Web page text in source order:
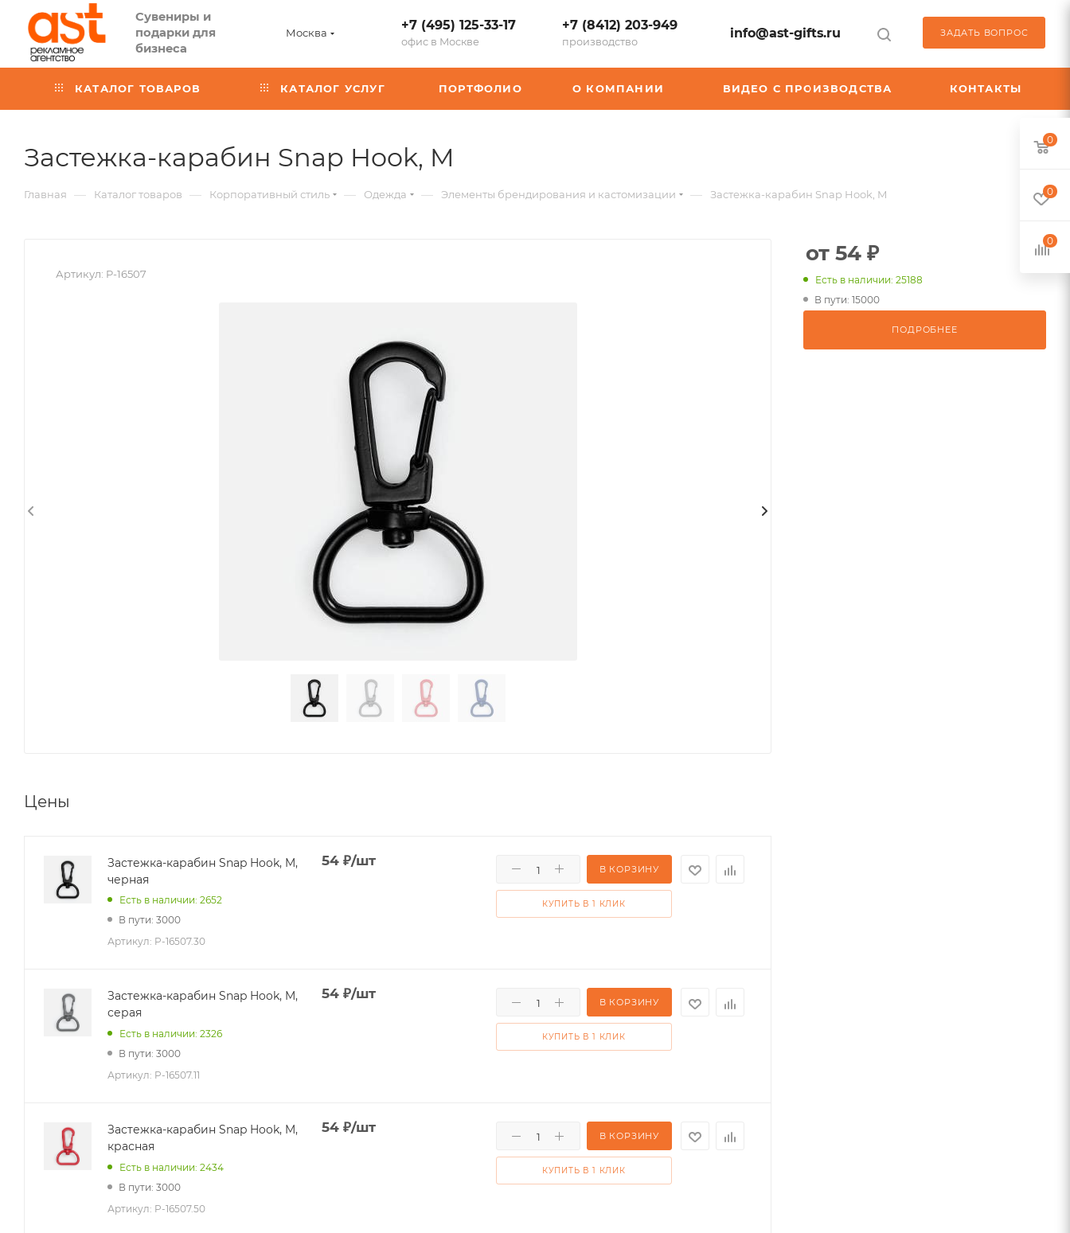
Сувениры и
подарки для
бизнеса
Москва +7 (495) 125-33-17
офис в Москве
+7 (8412) 203-949
производство
info@ast-gifts.ru ЗАДАТЬ ВОПРОС
КАТАЛОГ ТОВАРОВ КАТАЛОГ УСЛУГ ПОРТФОЛИО О КОМПАНИИ ВИДЕО С ПРОИЗВОДСТВА КОНТАКТЫ
Застежка-карабин Snap Hook, M
арт.:
Главная — Каталог товаров — Корпоративный стиль — Одежда — Элементы брендирования и кастомизации — Застежка-карабин Snap Hook, M
Артикул: P-16507
Цены
Застежка-карабин Snap Hook, M,
черная
Есть в наличии: 2652
В пути: 3000
Артикул: P-16507.30
54₽/шт
В КОРЗИНУ
КУПИТЬ В 1 КЛИК
Застежка-карабин Snap Hook, M,
серая
Есть в наличии: 2326
В пути: 3000
Артикул: P-16507.11
54₽/шт
В КОРЗИНУ
КУПИТЬ В 1 КЛИК
Застежка-карабин Snap Hook, M,
красная
Есть в наличии: 2434
В пути: 3000
Артикул: P-16507.50
54₽/шт
В КОРЗИНУ
КУПИТЬ В 1 КЛИК
от 54 ₽
Есть в наличии: 25188
В пути: 15000
ПОДРОБНЕЕ
0
0
0